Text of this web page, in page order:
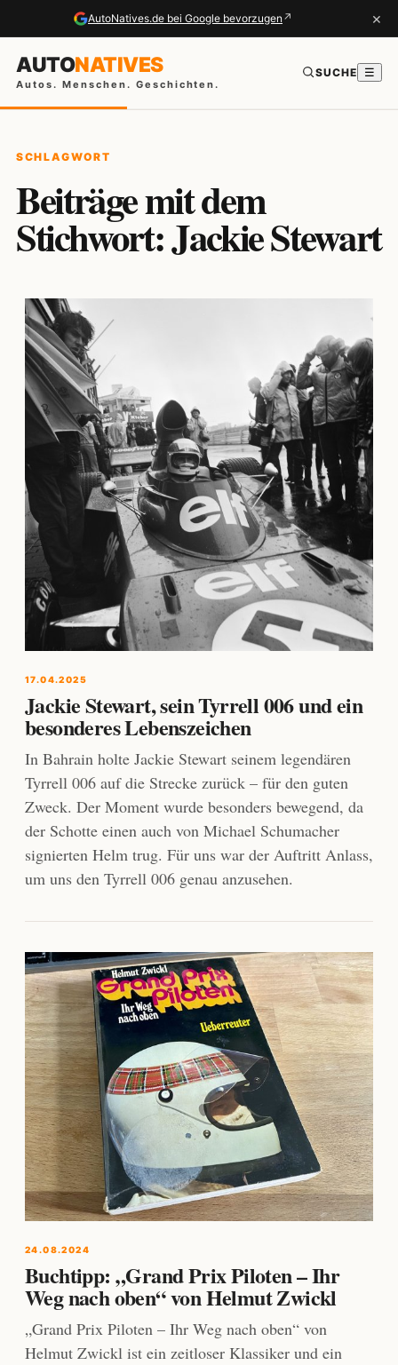
AutoNatives.de bei Google bevorzugen ↗ ×
AUTONATIVES
Autos. Menschen. Geschichten.
SUCHE ☰
SCHLAGWORT
Beiträge mit dem
Stichwort: Jackie Stewart
17.04.2025
Jackie Stewart, sein Tyrrell 006 und ein
besonderes Lebenszeichen
In Bahrain holte Jackie Stewart seinem legendären
Tyrrell 006 auf die Strecke zurück – für den guten
Zweck. Der Moment wurde besonders bewegend, da
der Schotte einen auch von Michael Schumacher
signierten Helm trug. Für uns war der Auftritt Anlass,
um uns den Tyrrell 006 genau anzusehen.
24.08.2024
Buchtipp: „Grand Prix Piloten – Ihr
Weg nach oben“ von Helmut Zwickl
„Grand Prix Piloten – Ihr Weg nach oben“ von
Helmut Zwickl ist ein zeitloser Klassiker und ein